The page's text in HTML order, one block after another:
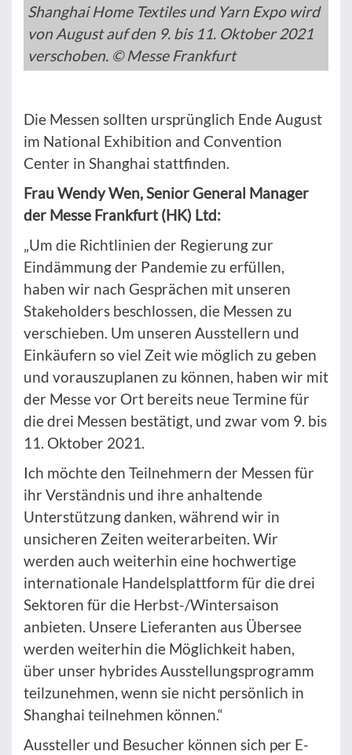
Shanghai Home Textiles und Yarn Expo wird
von August auf den 9. bis 11. Oktober 2021
verschoben. © Messe Frankfurt
Die Messen sollten ursprünglich Ende August
im National Exhibition and Convention
Center in Shanghai stattfinden.
Frau Wendy Wen, Senior General Manager
der Messe Frankfurt (HK) Ltd:
„Um die Richtlinien der Regierung zur
Eindämmung der Pandemie zu erfüllen,
haben wir nach Gesprächen mit unseren
Stakeholders beschlossen, die Messen zu
verschieben. Um unseren Ausstellern und
Einkäufern so viel Zeit wie möglich zu geben
und vorauszuplanen zu können, haben wir mit
der Messe vor Ort bereits neue Termine für
die drei Messen bestätigt, und zwar vom 9. bis
11. Oktober 2021.
Ich möchte den Teilnehmern der Messen für
ihr Verständnis und ihre anhaltende
Unterstützung danken, während wir in
unsicheren Zeiten weiterarbeiten. Wir
werden auch weiterhin eine hochwertige
internationale Handelsplattform für die drei
Sektoren für die Herbst-/Wintersaison
anbieten. Unsere Lieferanten aus Übersee
werden weiterhin die Möglichkeit haben,
über unser hybrides Ausstellungsprogramm
teilzunehmen, wenn sie nicht persönlich in
Shanghai teilnehmen können.“
Aussteller und Besucher können sich per E-